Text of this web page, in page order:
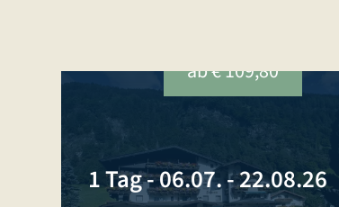
ab € 109,80
1 Tag-06.07. - 22.08.26